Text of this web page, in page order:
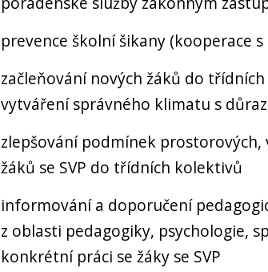
prevence školní šikany (kooperace
začleňování nových žáků do
vytváření správného klimatu s
zlepšování podmínek
žáků se SVP do třídních kolektivů
informování a doporučení
z oblasti pedagogiky, psychologie,
konkrétní práci se žáky se SVP